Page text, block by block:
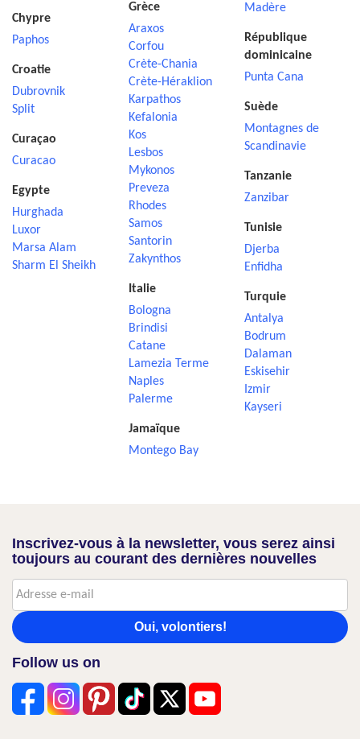
Chypre
Paphos
Croatie
Dubrovnik
Split
Curaçao
Curacao
Egypte
Hurghada
Luxor
Marsa Alam
Sharm El Sheikh
Grèce
Araxos
Corfou
Crète-Chania
Crète-Héraklion
Karpathos
Kefalonia
Kos
Lesbos
Mykonos
Preveza
Rhodes
Samos
Santorin
Zakynthos
Italie
Bologna
Brindisi
Catane
Lamezia Terme
Naples
Palerme
Jamaïque
Montego Bay
Madère
République
dominicaine
Punta Cana
Suède
Montagnes de
Scandinavie
Tanzanie
Zanzibar
Tunisie
Djerba
Enfidha
Turquie
Antalya
Bodrum
Dalaman
Eskisehir
Izmir
Kayseri
Inscrivez-vous à la newsletter, vous serez ainsi
toujours au courant des dernières nouvelles
Oui, volontiers!
Follow us on